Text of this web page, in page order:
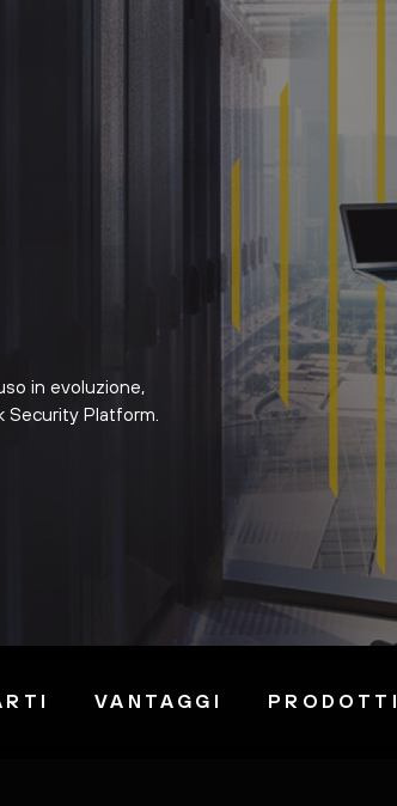
in evoluzione,
Security Platform.
VANTAGGI PRODOTTI